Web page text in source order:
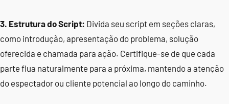
3. Estrutura do Script: Divida seu script em seções claras,
como introdução, apresentação do problema, solução
oferecida e chamada para ação. Certifique-se de que cada
parte flua naturalmente para a próxima, mantendo a atenção
do espectador ou cliente potencial ao longo do caminho.